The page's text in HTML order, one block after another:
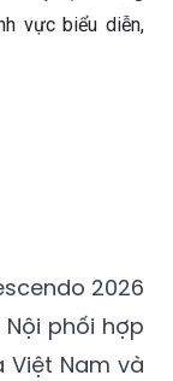
vực biểu diễn,
2026
phối hợp
Việt Nam và